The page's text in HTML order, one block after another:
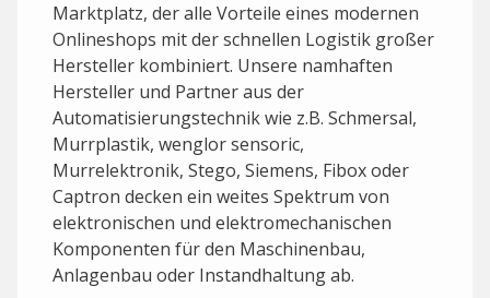
Marktplatz, der alle Vorteile eines modernen
Onlineshops mit der schnellen Logistik großer
Hersteller kombiniert. Unsere namhaften
Hersteller und Partner aus der
Automatisierungstechnik wie z.B. Schmersal,
Murrplastik, wenglor sensoric,
Murrelektronik, Stego, Siemens, Fibox oder
Captron decken ein weites Spektrum von
elektronischen und elektromechanischen
Komponenten für den Maschinenbau,
Anlagenbau oder Instandhaltung ab.